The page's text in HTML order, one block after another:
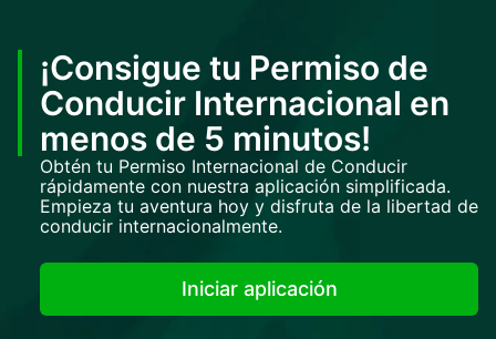
¡Consigue tu Permiso de
Conducir Internacional en
menos de 5 minutos!
Obtén tu Permiso Internacional de Conducir
rápidamente con nuestra aplicación simplificada.
Empieza tu aventura hoy y disfruta de la libertad de
conducir internacionalmente.
Iniciar aplicación